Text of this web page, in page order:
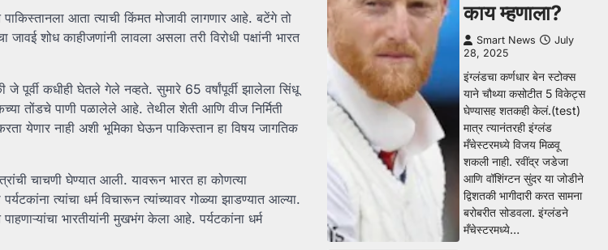
पाकिस्तानला आता त्याची किंमत मोजावी लागणार आहे. बटेंगे तो
शोध काहीजणांनी लावला असला तरी विरोधी पक्षांनी भारत
पूर्वी कधीही घेतले गेले नव्हते. सुमारे 65 वर्षांपूर्वी झालेला सिंधू
तोंडचे पाणी पळालेले आहे. तेथील शेती आणि वीज निर्मिती
येणार नाही अशी भूमिका घेऊन पाकिस्तान हा विषय जागतिक
चाचणी घेण्यात आली. यावरून भारत हा कोणत्या
त्यांचा धर्म विचारून त्यांच्यावर गोळ्या झाडण्यात आल्या.
भारतीयांनी मुखभंग केला आहे. पर्यटकांना धर्म
काय म्हणाला?
Smart News
July
28, 2025
इंग्लंडचा कर्णधार बेन स्टोक्स
याने चौथ्या कसोटीत 5 विकेट्स
घेण्यासह शतकही केलं.(test)
मात्र त्यानंतरही इंग्लंड
मँचेस्टरमध्ये विजय मिळवू
शकली नाही. रवींद्र जडेजा
आणि वॉशिंग्टन सुंदर या जोडीने
द्विशतकी भागीदारी करत सामना
बरोबरीत सोडवला. इंग्लंडने
मँचेस्टरमध्ये…